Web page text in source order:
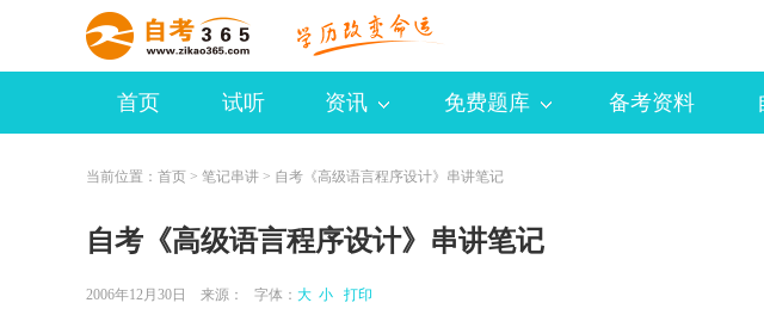
首页 试听 资讯 免费题库 备考资料
当前位置： 首页 > 笔记串讲 > 自考《高级语言程序设计》串讲笔记
自考《高级语言程序设计》串讲笔记
2006年12月30日 来源： 字体： 大 小 打印